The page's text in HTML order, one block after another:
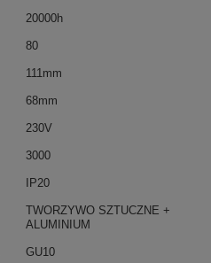
20000h
80
111mm
68mm
230V
3000
IP20
TWORZYWO SZTUCZNE +
ALUMINIUM
GU10